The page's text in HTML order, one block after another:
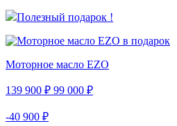
Полезный подарок !
Моторное масло EZO
139 900 ₽ 99 000 ₽
-40 900 ₽